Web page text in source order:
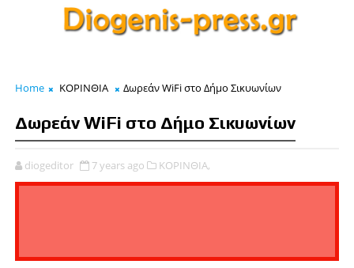
Home ΚΟΡΙΝΘΙΑ Δωρεάν WiFi στο Δήμο Σικυωνίων
Δωρεάν WiFi στο Δήμο Σικυωνίων
diogeditor 7 years ago ΚΟΡΙΝΘΙΑ,